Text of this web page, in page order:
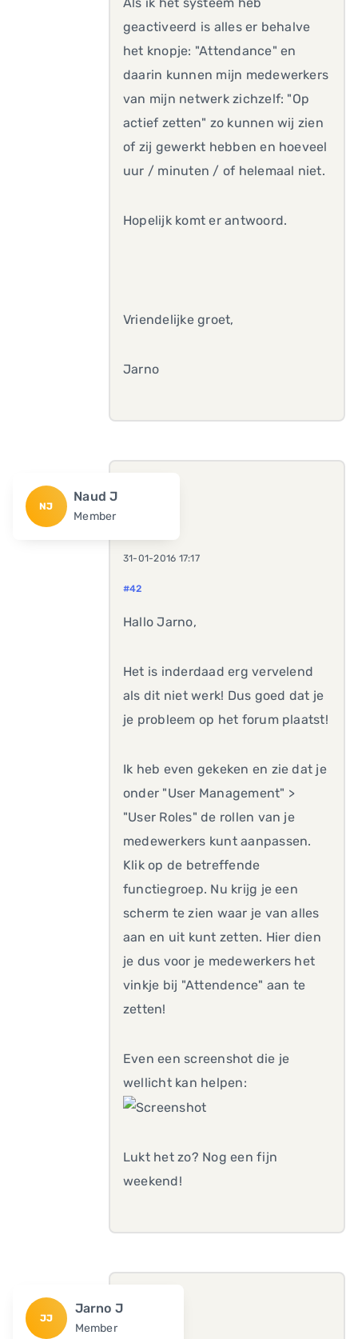
geactiveerd is alles er behalve
het knopje: "Attendance" en
daarin kunnen mijn medewerkers
van mijn netwerk zichzelf: "Op
actief zetten" zo kunnen wij zien
of zij gewerkt hebben en hoeveel
uur / minuten / of helemaal niet.
Hopelijk komt er antwoord.
Vriendelijke groet,
Jarno
NJ
Naud J
Member
31-01-2016 17:17
#42
Hallo Jarno,
Het is inderdaad erg vervelend
als dit niet werk! Dus goed dat je
je probleem op het forum plaatst!
Ik heb even gekeken en zie dat je
onder "User Management" >
"User Roles" de rollen van je
medewerkers kunt aanpassen.
Klik op de betreffende
functiegroep. Nu krijg je een
scherm te zien waar je van alles
aan en uit kunt zetten. Hier dien
je dus voor je medewerkers het
vinkje bij "Attendence" aan te
zetten!
Even een screenshot die je
wellicht kan helpen:
Lukt het zo? Nog een fijn
weekend!
JJ
Jarno J
Member